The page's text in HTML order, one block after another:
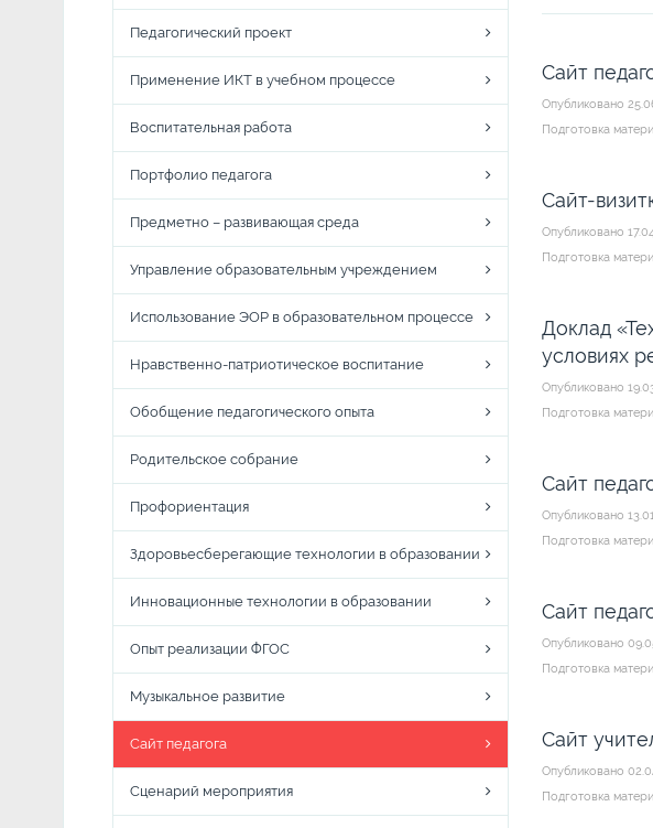
Педагогический проект
Применение ИКТ в учебном процессе
Воспитательная работа
Портфолио педагога
Предметно – развивающая среда
Управление образовательным учреждением
Использование ЭОР в образовательном процессе
Нравственно-патриотическое воспитание
Обобщение педагогического опыта
Родительское собрание
Профориентация
Здоровьесберегающие технологии в образовании
Инновационные технологии в образовании
Опыт реализации ФГОС
Музыкальное развитие
Сайт педагога
Сценарий мероприятия
Сайт
Опубликовано
Подготовка
Сайт-
Опубликовано
Подготовка
Доклад
условиях
Опубликовано
Подготовка
Сайт
Опубликовано
Подготовка
Сайт
Опубликовано
Подготовка
Сайт
Опубликовано
Подготовка